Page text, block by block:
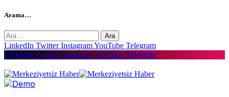
Arama…
Arama:
LinkedIn Twitter InstagramYouTube Telegram
LinkedIn Twitter InstagramYouTube Telegram